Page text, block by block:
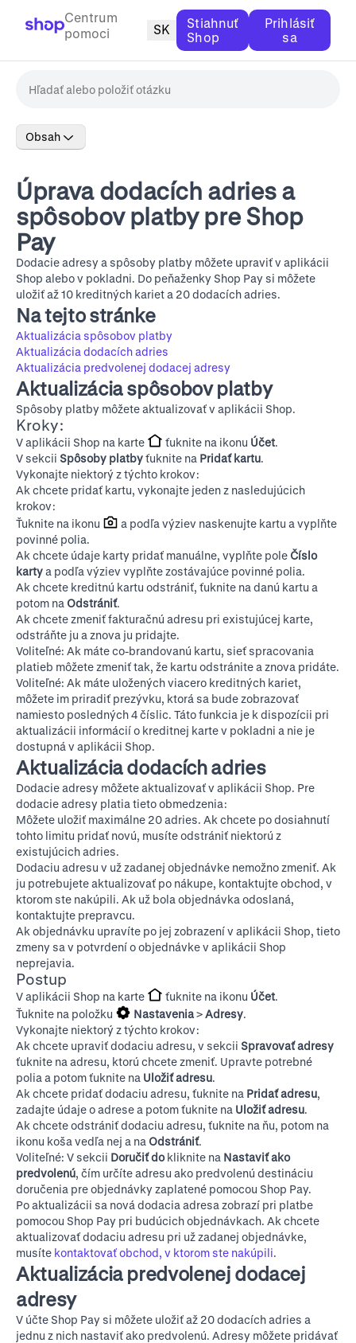
Centrum
pomoci
SK
Stiahnuť
Shop
Prihlásiť
sa
Obsah
Úprava dodacích adries a
spôsobov platby pre Shop
Pay
Dodacie adresy a spôsoby platby môžete upraviť v aplikácii
Shop alebo v pokladni. Do peňaženky Shop Pay si môžete
uložiť až 10 kreditných kariet a 20 dodacích adries.
Na tejto stránke
Aktualizácia spôsobov platby
Aktualizácia dodacích adries
Aktualizácia predvolenej dodacej adresy
Aktualizácia spôsobov platby
Spôsoby platby môžete aktualizovať v aplikácii Shop.
Kroky:
V aplikácii Shop na karte ťuknite na ikonu Účet.
V sekcii Spôsoby platbyťuknite na Pridať kartu.
Vykonajte niektorý z týchto krokov:
Ak chcete pridať kartu, vykonajte jeden z nasledujúcich
krokov:
Ťuknite na ikonu
a podľa výziev naskenujte kartu a vyplňte
povinné polia.
Ak chcete údaje karty pridať manuálne, vyplňte pole Číslo
kartya podľa výziev vyplňte zostávajúce povinné polia.
Ak chcete kreditnú kartu odstrániť, ťuknite na danú kartu a
potom na Odstrániť.
Ak chcete zmeniť fakturačnú adresu pri existujúcej karte,
odstráňte ju a znova ju pridajte.
Voliteľné: Ak máte co-brandovanú kartu, sieť spracovania
platieb môžete zmeniť tak, že kartu odstránite a znova pridáte.
Voliteľné: Ak máte uložených viacero kreditných kariet,
môžete im priradiť prezývku, ktorá sa bude zobrazovať
namiesto posledných 4 číslic. Táto funkcia je k dispozícii pri
aktualizácii informácií o kreditnej karte v pokladni a nie je
dostupná v aplikácii Shop.
Aktualizácia dodacích adries
Dodacie adresy môžete aktualizovať v aplikácii Shop. Pre
dodacie adresy platia tieto obmedzenia:
Môžete uložiť maximálne 20 adries. Ak chcete po dosiahnutí
tohto limitu pridať novú, musíte odstrániť niektorú z
existujúcich adries.
Dodaciu adresu v už zadanej objednávke nemožno zmeniť. Ak
ju potrebujete aktualizovať po nákupe, kontaktujte obchod, v
ktorom ste nakúpili. Ak už bola objednávka odoslaná,
kontaktujte prepravcu.
Ak objednávku upravíte po jej zobrazení v aplikácii Shop, tieto
zmeny sa v potvrdení o objednávke v aplikácii Shop
neprejavia.
Postup
V aplikácii Shop na karte ťuknite na ikonu Účet.
Ťuknite na položku
Nastavenia>Adresy.
Vykonajte niektorý z týchto krokov:
Ak chcete upraviť dodaciu adresu, v sekcii Spravovať adresy
ťuknite na adresu, ktorú chcete zmeniť. Upravte potrebné
polia a potom ťuknite na Uložiť adresu.
Ak chcete pridať dodaciu adresu, ťuknite na Pridať adresu,
zadajte údaje o adrese a potom ťuknite na Uložiť adresu.
Ak chcete odstrániť dodaciu adresu, ťuknite na ňu, potom na
ikonu koša vedľa nej a na Odstrániť.
Voliteľné: V sekcii Doručiť dokliknite na Nastaviť ako
predvolenú, čím určíte adresu ako predvolenú destináciu
doručenia pre objednávky zaplatené pomocou Shop Pay.
Po aktualizácii sa nová dodacia adresa zobrazí pri platbe
pomocou Shop Pay pri budúcich objednávkach. Ak chcete
aktualizovať dodaciu adresu pri už zadanej objednávke,
musíte kontaktovať obchod, v ktorom ste nakúpili.
Aktualizácia predvolenej dodacej
adresy
V účte Shop Pay si môžete uložiť až 20 dodacích adries a
jednu z nich nastaviť ako predvolenú. Adresy môžete pridávať